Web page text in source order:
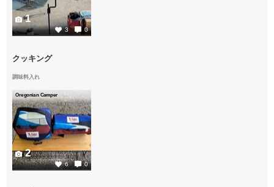
3 0
1
クッキング
調味料入れ
Oregonian Camper
6 0
2